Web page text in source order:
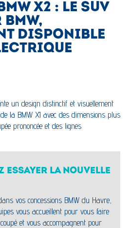
X2 : LE SUV
BMW,
DISPONIBLE
un design distinctif et visuellement
la BMW X1 avec des dimensions plus
prononcée et des lignes
ESSAYER LA NOUVELLE
vos concessions BMW du Havre,
vous accueillent pour vous faire
et vous accompagnent pour